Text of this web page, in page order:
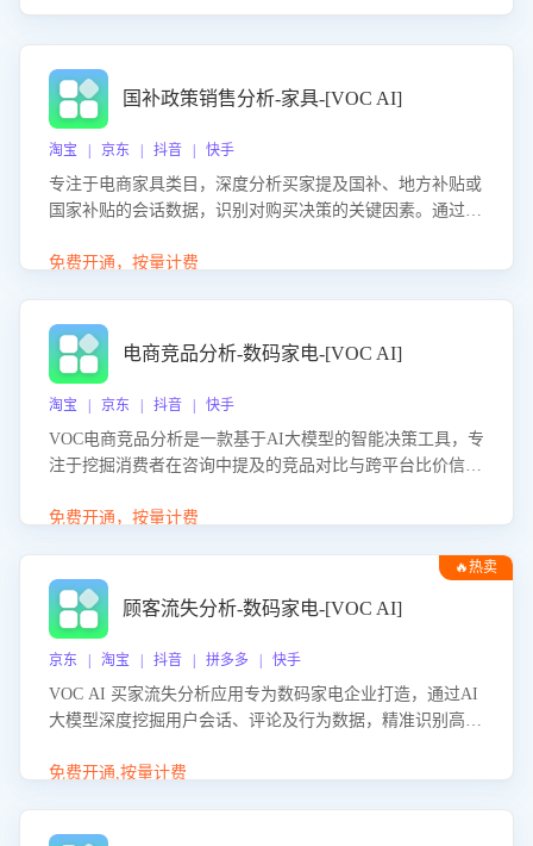
国补政策销售分析-家具-[VOC AI]
淘宝 | 京东 | 抖音 | 快手
专注于电商家具类目，深度分析买家提及国补、地方补贴或
国家补贴的会话数据，识别对购买决策的关键因素。通过AI
化策略，助力商家利用国补政策提升GMV。
免费开通，按量计费
电商竞品分析-数码家电-[VOC AI]
淘宝 | 京东 | 抖音 | 快手
VOC电商竞品分析是一款基于AI大模型的智能决策工具，专
注于挖掘消费者在咨询中提及的竞品对比与跨平台比价信
商品信息，进行多维度交叉对比，并分析消费者的比价行
企业优化营销话术、突出产品与服务优势，有效提升咨询转
化率，避免陷入单纯价格竞争，实现精准扬长避短。
免费开通，按量计费
🔥热卖
顾客流失分析-数码家电-[VOC AI]
京东 | 淘宝 | 抖音 | 拼多多 | 快手
VOC AI 买家流失分析应用专为数码家电企业打造，通过AI
大模型深度挖掘用户会话、评论及行为数据，精准识别高流
应延迟、竞品价格冲击等。系统自动输出可落地的挽回策
免费开通,按量计费